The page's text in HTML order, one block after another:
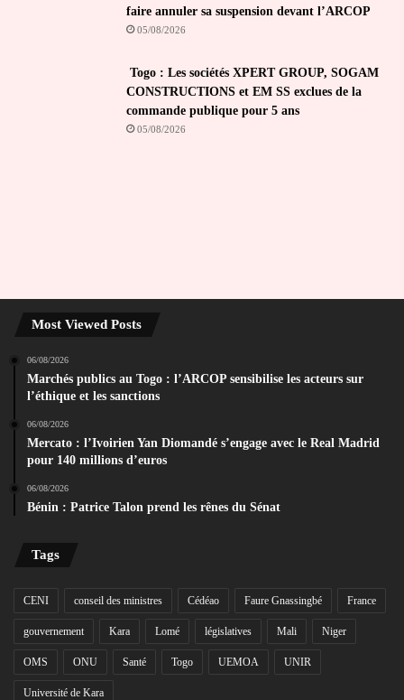
faire annuler sa suspension devant l’ARCOP
05/08/2026
Togo : Les sociétés XPERT GROUP, SOGAM
CONSTRUCTIONS et EM SS exclues de la
commande publique pour 5 ans
05/08/2026
Most Viewed Posts
06/08/2026
Marchés publics au Togo : l’ARCOP sensibilise les acteurs sur
l’éthique et les sanctions
06/08/2026
Mercato : l’Ivoirien Yan Diomandé s’engage avec le Real Madrid
pour 140 millions d’euros
06/08/2026
Bénin : Patrice Talon prend les rênes du Sénat
Tags
CENI conseil des ministres Cédéao Faure Gnassingbé France
gouvernement Kara Lomé législatives Mali Niger
OMS ONU Santé Togo UEMOA UNIR
Université de Kara